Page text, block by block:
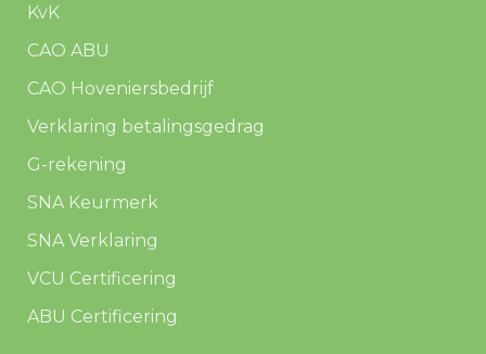
KvK
CAO ABU
CAO Hoveniersbedrijf
Verklaring betalingsgedrag
G-rekening
SNA Keurmerk
SNA Verklaring
VCU Certificering
ABU Certificering